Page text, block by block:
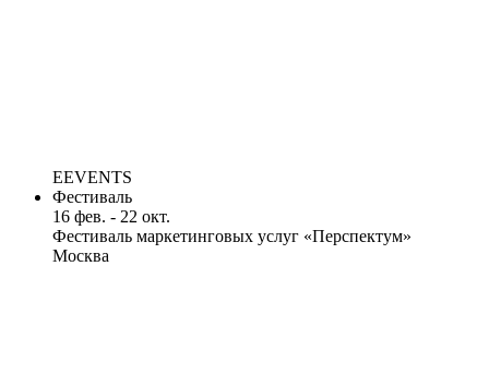
EEVENTS
Фестиваль
16 фев. - 22 окт.
Фестиваль маркетинговых услуг «Перспектум»
Москва